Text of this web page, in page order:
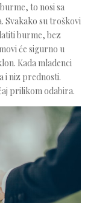
to nosi sa
Svakako su troškovi
burme, bez
će sigurno u
Kada mladenci
i niz prednosti.
prilikom odabira.